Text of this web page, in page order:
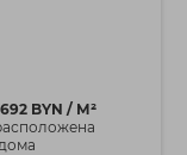
BYN / М²